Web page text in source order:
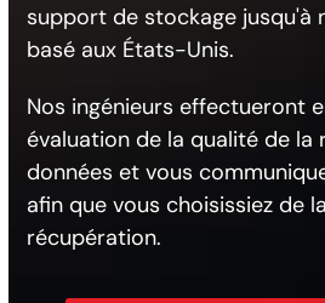
support de stockage jusqu'à
basé aux États-Unis.
Nos ingénieurs effectueront
évaluation de la qualité de la
données et vous
afin que vous choisissiez de
récupération.